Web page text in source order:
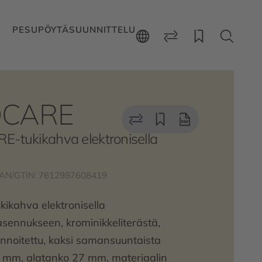
PESUPÖYTÄSUUNNITTELU
tukikahva elektronisella
GTIN: 7612987608419
elektronisella
krominikkeliterästä,
kaksi samansuuntaista
alatanko 27 mm, materiaalin